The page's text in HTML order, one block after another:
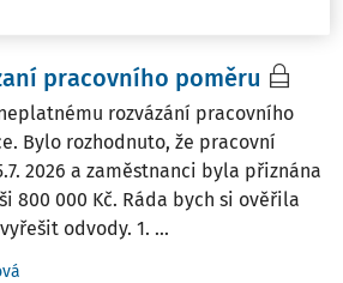
pracovního poměru
rozvázání pracovního
Bylo rozhodnuto, že pracovní
2026 a zaměstnanci byla přiznána
800 000 Kč. Ráda bych si ověřila
odvody. 1. ...